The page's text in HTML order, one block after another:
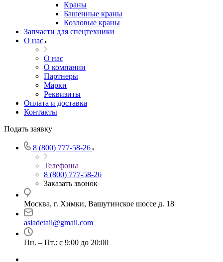
Краны
Башенные краны
Козловые краны
Запчасти для спецтехники
О нас
О нас
О компании
Партнеры
Марки
Реквизиты
Оплата и доставка
Контакты
Подать заявку
8 (800) 777-58-26
Телефоны
8 (800) 777-58-26
Заказать звонок
Москва, г. Химки, Вашутинское шоссе д. 18
asiadetail@gmail.com
Пн. – Пт.: с 9:00 до 20:00